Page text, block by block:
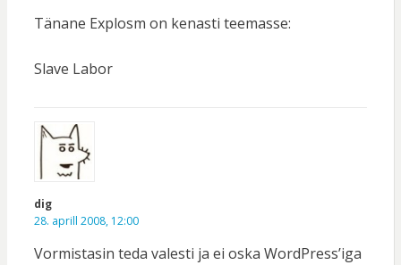
Tänane Explosm on kenasti teemasse:
Slave Labor
dig
28. aprill 2008, 12:00
Vormistasin teda valesti ja ei oska WordPress’iga